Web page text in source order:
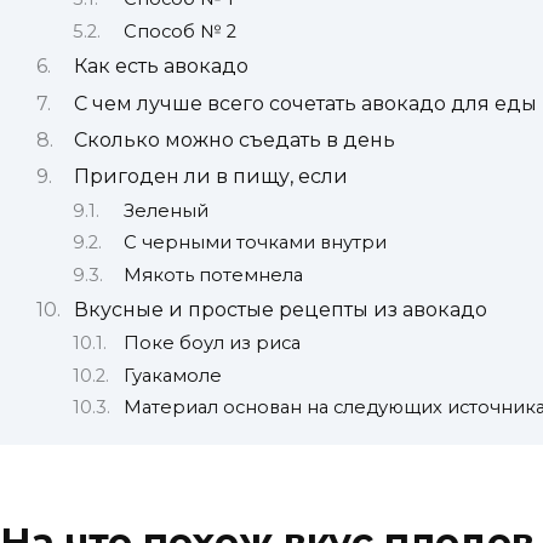
Способ № 2
Как есть авокадо
С чем лучше всего сочетать авокадо для еды
Сколько можно съедать в день
Пригоден ли в пищу, если
Зеленый
С черными точками внутри
Мякоть потемнела
Вкусные и простые рецепты из авокадо
Поке боул из риса
Гуакамоле
Материал основан на следующих